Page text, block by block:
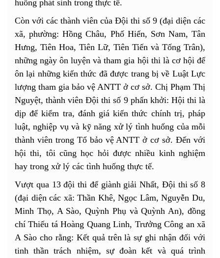
huống phát sinh trong thực tế.
Còn với các thành viên của Đội thi số 9 (đại diện các
xã, phường: Hồng Châu, Phố Hiến, Sơn Nam, Tân
Hưng, Tiên Hoa, Tiên Lữ, Tiên Tiến và Tống Trân),
những ngày ôn luyện và tham gia hội thi là cơ hội để
ôn lại những kiến thức đã được trang bị về Luật Lực
lượng tham gia bảo vệ ANTT ở cơ sở. Chị Phạm Thị
Nguyệt, thành viên Đội thi số 9 phấn khởi: Hội thi là
dịp để kiểm tra, đánh giá kiến thức chính trị, pháp
luật, nghiệp vụ và kỹ năng xử lý tình huống của mỗi
thành viên trong Tổ bảo vệ ANTT ở cơ sở. Đến với
hội thi, tôi cũng học hỏi được nhiều kinh nghiệm
hay trong xử lý các tình huống thực tế.
Vượt qua 13 đội thi để giành giải Nhất, Đội thi số 8
(đại diện các xã: Thần Khê, Ngọc Lâm, Nguyễn Du,
Minh Thọ, A Sào, Quỳnh Phụ và Quỳnh An), đồng
chí Thiếu tá Hoàng Quang Linh, Trưởng Công an xã
A Sào cho rằng: Kết quả trên là sự ghi nhận đối với
tinh thần trách nhiệm, sự đoàn kết và quá trình